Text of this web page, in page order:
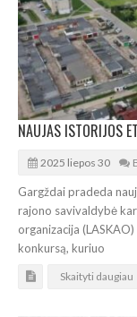
2025 liepos 30
Gargždai pradeda
rajono savivaldybė
organizacija
konkursą, kuriuo
Skaityti daugiau